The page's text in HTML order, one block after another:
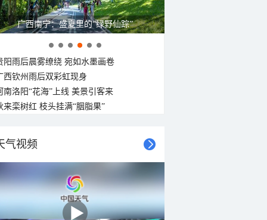
呼伦贝尔草原 藏着最治愈的蓝天白云
阳雨后晨雾缭绕 宛如水墨画卷
西钦州雨后双彩虹现身
南洛阳“花海”上线 美景引客来
来栾树红 枝头挂满“胭脂果”
气视频